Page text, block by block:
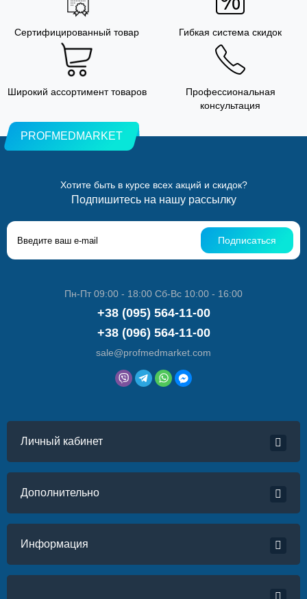
Сертифицированный товар Гибкая система скидок
Широкий ассортимент товаров
Профессиональная
консультация
PROFMEDMARKET
Хотите быть в курсе всех акций и скидок?
Подпишитесь на нашу рассылку
Подписаться
Пн-Пт 09:00 - 18:00 Сб-Вс 10:00 - 16:00
+38 (095) 564-11-00
+38 (096) 564-11-00
sale@profmedmarket.com
Личный кабинет
Дополнительно
Информация